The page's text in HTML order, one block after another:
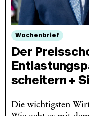
Wochenbrief
Der
scheitern +
Die wichtigsten